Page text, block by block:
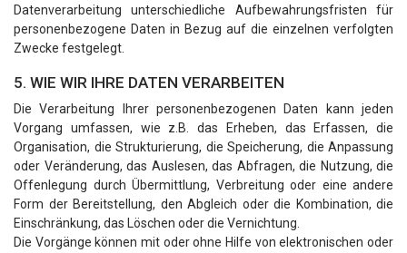
Datenverarbeitung unterschiedliche Aufbewahrungsfristen für
personenbezogene Daten in Bezug auf die einzelnen verfolgten
Zwecke festgelegt.
5. WIE WIR IHRE DATEN VERARBEITEN
Die Verarbeitung Ihrer personenbezogenen Daten kann jeden
Vorgang umfassen, wie z.B. das Erheben, das Erfassen, die
Organisation, die Strukturierung, die Speicherung, die Anpassung
oder Veränderung, das Auslesen, das Abfragen, die Nutzung, die
Offenlegung durch Übermittlung, Verbreitung oder eine andere
Form der Bereitstellung, den Abgleich oder die Kombination, die
Einschränkung, das Löschen oder die Vernichtung.
Die Vorgänge können mit oder ohne Hilfe von elektronischen oder